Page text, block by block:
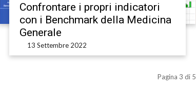
Confrontare i propri indicatori
con i Benchmark della Medicina
Generale
13 Settembre 2022
Pagina 3 di 5